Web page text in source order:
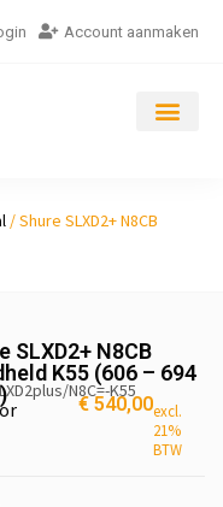
Account aanmaken
/ Shure SLXD2+ N8CB
SLXD2+ N8CB
K55 (606 – 694
N8C=-K55
€540,00excl.
21%
BTW